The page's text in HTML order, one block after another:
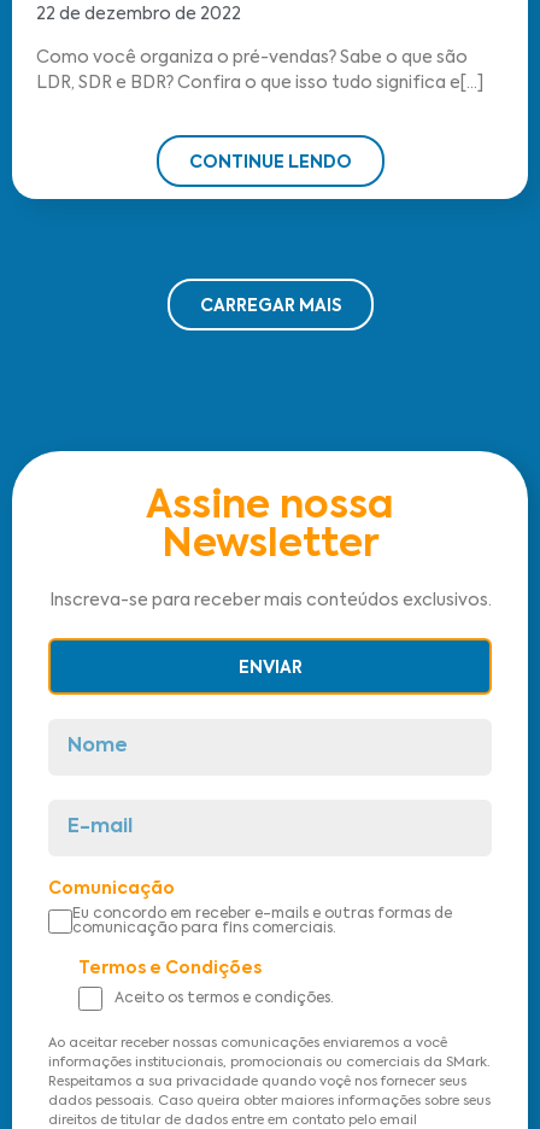
22 de dezembro de 2022
Como você organiza o pré-vendas? Sabe o que são
LDR, SDR e BDR? Confira o que isso tudo significa e[...]
CONTINUE LENDO
CARREGAR MAIS
Assine nossa
Newsletter
Inscreva-se para receber mais conteúdos exclusivos.
Comunicação
Eu concordo em receber e-mails e outras formas de
comunicação para fins comerciais.
Termos e Condições
Aceito os termos e condições.
Ao aceitar receber nossas comunicações enviaremos a você
informações institucionais, promocionais ou comerciais da SMark.
Respeitamos a sua privacidade quando voçê nos fornecer seus
dados pessoais. Caso queira obter maiores informações sobre seus
direitos de titular de dados entre em contato pelo email
ENVIAR